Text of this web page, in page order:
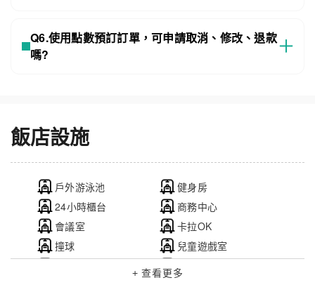
Q6.使用點數預訂訂單，可申請取消、修改、退款
嗎?
飯店設施
戶外游泳池
健身房
24小時櫃台
商務中心
會議室
卡拉OK
撞球
兒童遊戲室
高爾夫相關設施
+ 查看更多